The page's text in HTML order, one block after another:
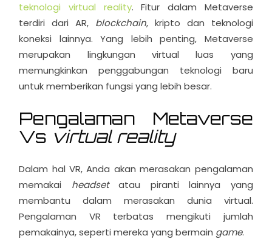
teknologi virtual reality. Fitur dalam Metaverse
terdiri dari AR, blockchain, kripto dan teknologi
koneksi lainnya. Yang lebih penting, Metaverse
merupakan lingkungan virtual luas yang
memungkinkan penggabungan teknologi baru
untuk memberikan fungsi yang lebih besar.
Pengalaman Metaverse
Vs virtual reality
Dalam hal VR, Anda akan merasakan pengalaman
memakai headsetatau piranti lainnya yang
membantu dalam merasakan dunia virtual.
Pengalaman VR terbatas mengikuti jumlah
pemakainya, seperti mereka yang bermain game.